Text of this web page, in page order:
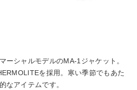
ーシャルモデルのMA-1ジャケット。
を採用。寒い季節でもあた
なアイテムです。